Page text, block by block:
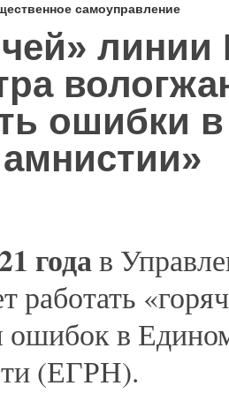
самоуправление
линии
ошибки
годав
работать
ошибок в
(ЕГРН).